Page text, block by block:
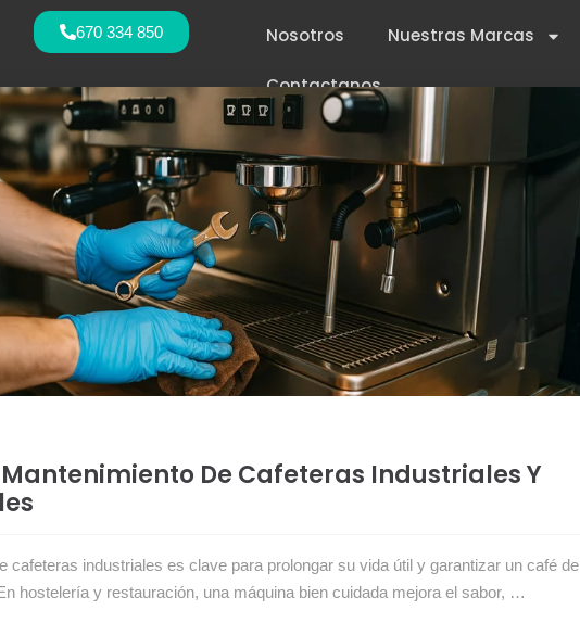
670 334 850 Nosotros Nuestras Marcas
Contactanos
Mantenimiento De Cafeteras Industriales Y
cafeteras industriales es clave para prolongar su vida útil y garantizar un café de
hostelería y restauración, una máquina bien cuidada mejora el sabor, …